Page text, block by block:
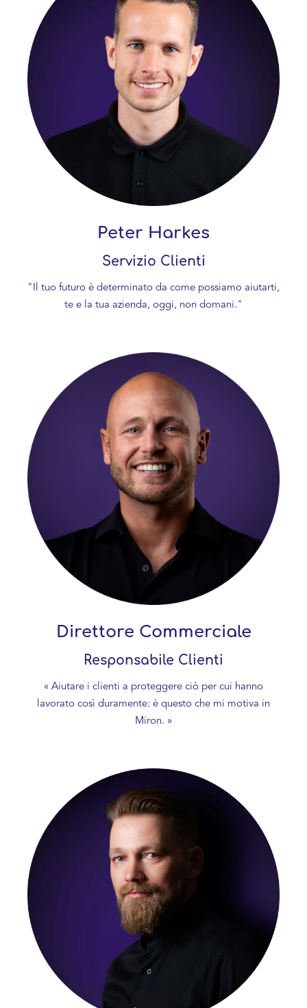
Peter Harkes
Servizio Clienti
"Il tuo futuro è determinato da come possiamo aiutarti,
te e la tua azienda, oggi, non domani."
Direttore Commerciale
Responsabile Clienti
« Aiutare i clienti a proteggere ciò per cui hanno
lavorato così duramente: è questo che mi motiva in
Miron. »